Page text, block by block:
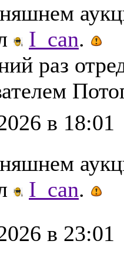
I_can.
раз
в 18:01
I_can.
в 23:01